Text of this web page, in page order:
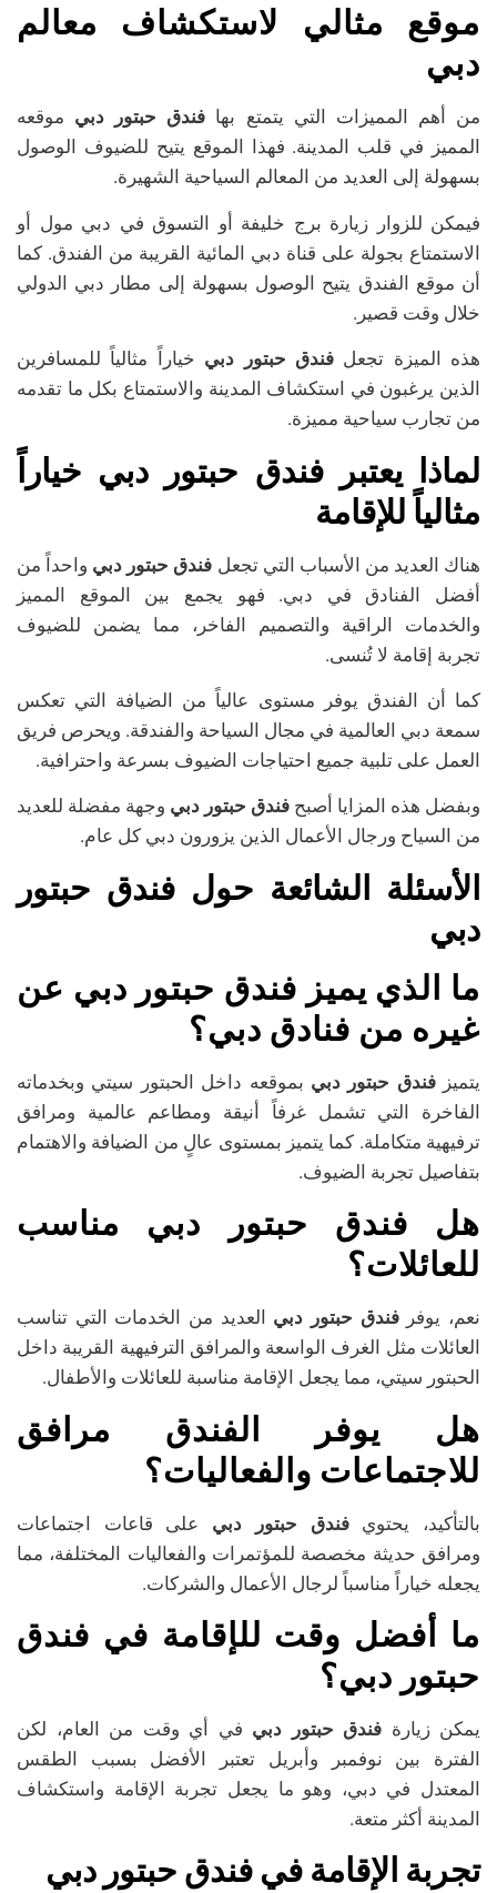
موقع مثالي لاستكشاف معالم
دبي
من أهم المميزات التي يتمتع بها فندق حبتور دبي موقعه
المميز في قلب المدينة. فهذا الموقع يتيح للضيوف الوصول
بسهولة إلى العديد من المعالم السياحية الشهيرة.
فيمكن للزوار زيارة برج خليفة أو التسوق في دبي مول أو
الاستمتاع بجولة على قناة دبي المائية القريبة من الفندق. كما
أن موقع الفندق يتيح الوصول بسهولة إلى مطار دبي الدولي
خلال وقت قصير.
هذه الميزة تجعلفندق حبتور دبي خياراً مثالياً للمسافرين
الذين يرغبون في استكشاف المدينة والاستمتاع بكل ما تقدمه
من تجارب سياحية مميزة.
لماذا يعتبر فندق حبتور دبي خياراً
مثالياً للإقامة
هناك العديد من الأسباب التي تجعل فندق حبتور دبي واحداً من
أفضل الفنادق في دبي. فهو يجمع بين الموقع المميز
والخدمات الراقية والتصميم الفاخر، مما يضمن للضيوف
تجربة إقامة لا تُنسى.
كما أن الفندق يوفر مستوى عالياً من الضيافة التي تعكس
سمعة دبي العالمية في مجال السياحة والفندقة. ويحرص فريق
العمل على تلبية جميع احتياجات الضيوف بسرعة واحترافية.
وبفضل هذه المزايا أصبح فندق حبتور دبي وجهة مفضلة للعديد
من السياح ورجال الأعمال الذين يزورون دبي كل عام.
الأسئلة الشائعة حول فندق حبتور
دبي
ما الذي يميز فندق حبتور دبي عن
غيره من فنادق دبي؟
يتميزفندق حبتور دبي بموقعه داخل الحبتور سيتي وبخدماته
الفاخرة التي تشمل غرفاً أنيقة ومطاعم عالمية ومرافق
ترفيهية متكاملة. كما يتميز بمستوى عالٍ من الضيافة والاهتمام
بتفاصيل تجربة الضيوف.
هل فندق حبتور دبي مناسب
للعائلات؟
نعم، يوفرفندق حبتور دبي العديد من الخدمات التي تناسب
العائلات مثل الغرف الواسعة والمرافق الترفيهية القريبة داخل
الحبتور سيتي، مما يجعل الإقامة مناسبة للعائلات والأطفال.
هل يوفر الفندق مرافق
للاجتماعات والفعاليات؟
بالتأكيد، يحتويفندق حبتور دبي على قاعات اجتماعات
ومرافق حديثة مخصصة للمؤتمرات والفعاليات المختلفة، مما
يجعله خياراً مناسباً لرجال الأعمال والشركات.
ما أفضل وقت للإقامة في فندق
حبتور دبي؟
يمكن زيارة فندق حبتور دبي في أي وقت من العام، لكن
الفترة بين نوفمبر وأبريل تعتبر الأفضل بسبب الطقس
المعتدل في دبي، وهو ما يجعل تجربة الإقامة واستكشاف
المدينة أكثر متعة.
تجربة الإقامة في فندق حبتور دبي